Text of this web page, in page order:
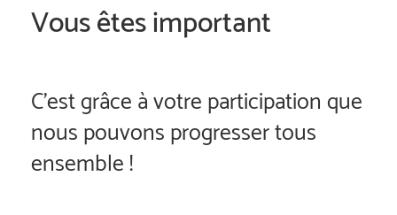
Vous êtes important
C'est grâce à votre participation que
nous pouvons progresser tous
ensemble !